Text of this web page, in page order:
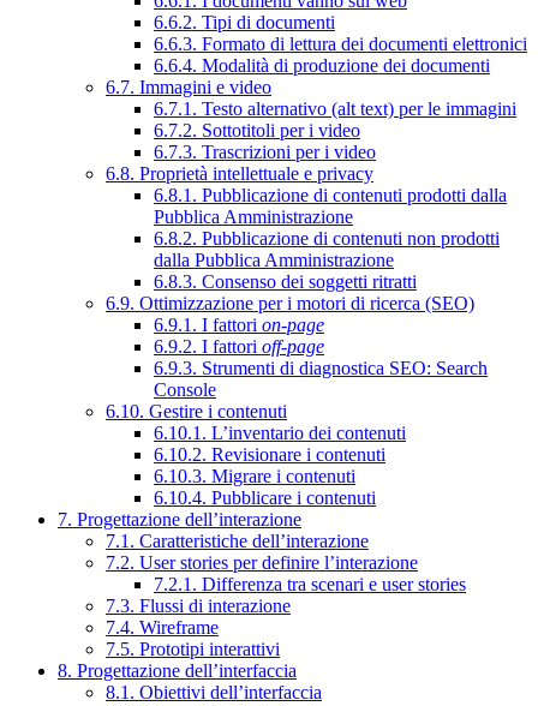
6.6.2. Tipi di documenti
6.6.3. Formato di lettura dei documenti elettronici
6.6.4. Modalità di produzione dei documenti
6.7. Immagini e video
6.7.1. Testo alternativo (alt text) per le immagini
6.7.2. Sottotitoli per i video
6.7.3. Trascrizioni per i video
6.8. Proprietà intellettuale e privacy
6.8.1. Pubblicazione di contenuti prodotti dalla
Pubblica Amministrazione
6.8.2. Pubblicazione di contenuti non prodotti
dalla Pubblica Amministrazione
6.8.3. Consenso dei soggetti ritratti
6.9. Ottimizzazione per i motori di ricerca (SEO)
6.9.1. I fattori on-page
6.9.2. I fattori off-page
6.9.3. Strumenti di diagnostica SEO: Search
Console
6.10. Gestire i contenuti
6.10.1. L’inventario dei contenuti
6.10.2. Revisionare i contenuti
6.10.3. Migrare i contenuti
6.10.4. Pubblicare i contenuti
7. Progettazione dell’interazione
7.1. Caratteristiche dell’interazione
7.2. User stories per definire l’interazione
7.2.1. Differenza tra scenari e user stories
7.3. Flussi di interazione
7.4. Wireframe
7.5. Prototipi interattivi
8. Progettazione dell’interfaccia
8.1. Obiettivi dell’interfaccia